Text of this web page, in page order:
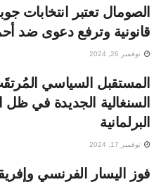
الصومال تعتبر انتخابات
قانونية وترفع دعوى ضد
نوفمبر 26, 2024
المستقبل السياسي
السنغالية الجديدة في ظل
البرلمانية
نوفمبر 17, 2024
فوز اليسار الفرنسي